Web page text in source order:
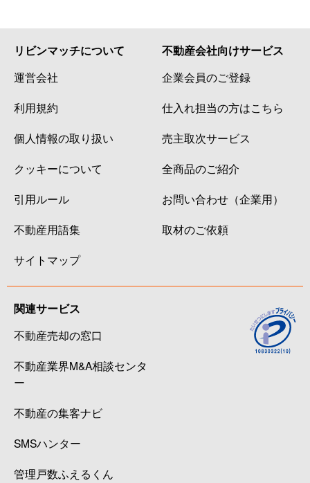
リビンマッチについて
運営会社
利用規約
個人情報の取り扱い
クッキーについて
引用ルール
不動産用語集
サイトマップ
不動産会社向けサービス
企業会員のご登録
仕入れ担当の方はこちら
売主取次サービス
全商品のご紹介
お問い合わせ（企業用）
取材のご依頼
関連サービス
不動産売却の窓口
不動産業界M&A相談センタ
ー
不動産の集客ナビ
SMSハンター
管理戸数ふえるくん